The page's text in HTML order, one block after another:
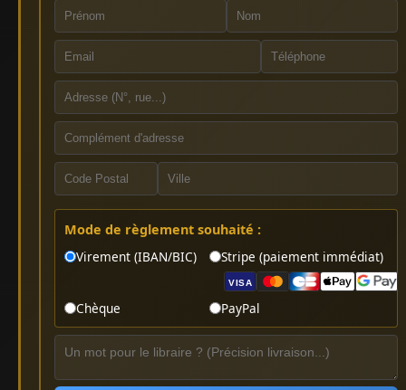
Mode de règlement souhaité :
Virement (IBAN/BIC)
Stripe (paiement immédiat)
VISA
Chèque PayPal